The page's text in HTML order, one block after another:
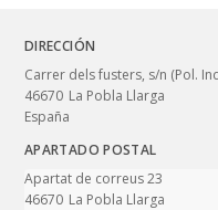
DIRECCIÓN
Carrer dels fusters, s/n (Pol.
46670 La Pobla Llarga
España
APARTADO POSTAL
Apartat de correus 23
46670 La Pobla Llarga